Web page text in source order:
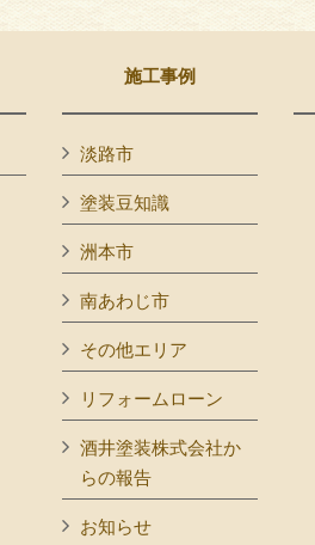
施工事例
淡路市
塗装豆知識
洲本市
南あわじ市
その他エリア
リフォームローン
酒井塗装株式会社か
らの報告
お知らせ